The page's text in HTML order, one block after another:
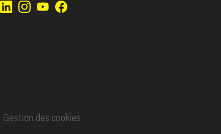
Gestion des cookies